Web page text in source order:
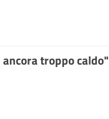
troppo caldo"